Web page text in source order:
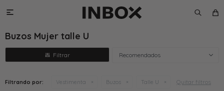

Buzos Mujer talle U
Recomendados
Filtrando por: Vestimenta Buzos Talle U Quitar filtros